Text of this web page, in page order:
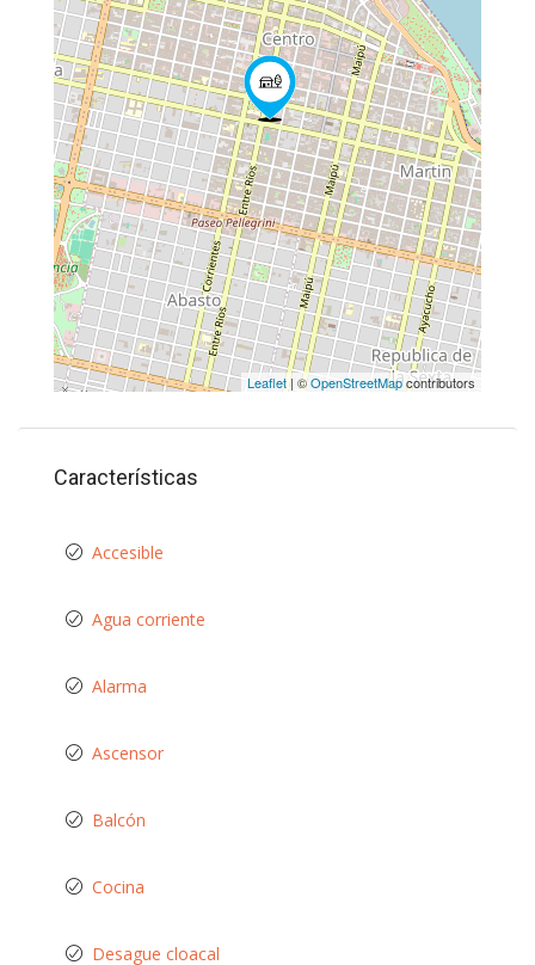
Leaflet| ©OpenStreetMapcontributors
Características
Accesible
Agua corriente
Alarma
Ascensor
Balcón
Cocina
Desague cloacal